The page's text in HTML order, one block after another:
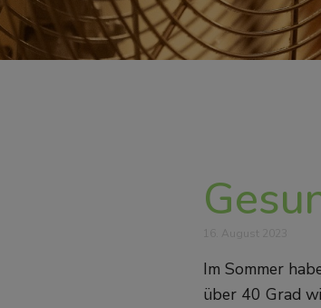
Im Sommer
über 40 Grad